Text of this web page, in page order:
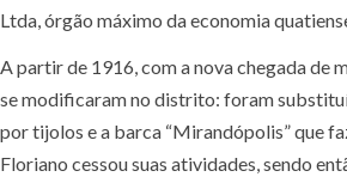
Ltda, órgão máximo da economia
A partir de 1916, com a nova chegada de
se modificaram no distrito: foram
por tijolos e a barca “Mirandópolis” que
Floriano cessou suas atividades, sendo